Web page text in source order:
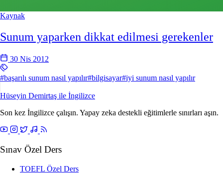
Kaynak
Sunum yaparken dikkat edilmesi gerekenler
30 Nis 2012
#başarılı sunum nasıl yapılır#bilgisayar#iyi sunum nasıl yapılır
Hüseyin Demirtaş ile İngilizce
Son kez İngilizce çalışın. Yapay zeka destekli eğitimlerle sınırları aşın.
Sınav Özel Ders
TOEFL Özel Ders